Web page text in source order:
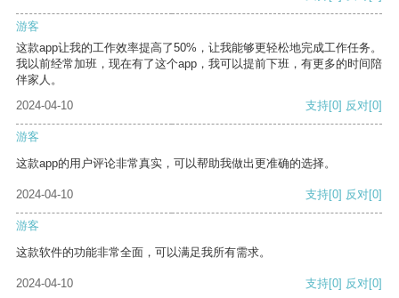
游客
这款app让我的工作效率提高了50%，让我能够更轻松地完成工作任务。
我以前经常加班，现在有了这个app，我可以提前下班，有更多的时间陪
伴家人。
2024-04-10
支持[0] 反对[0]
游客
这款app的用户评论非常真实，可以帮助我做出更准确的选择。
2024-04-10 支持[0] 反对[0]
游客
这款软件的功能非常全面，可以满足我所有需求。
2024-04-10 支持[0] 反对[0]